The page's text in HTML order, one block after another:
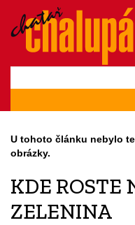
U tohoto článku nebylo
obrázky.
KDE ROSTE
ZELENINA